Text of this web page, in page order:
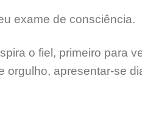
exame de consciência.
o fiel, primeiro para
apresentar-se